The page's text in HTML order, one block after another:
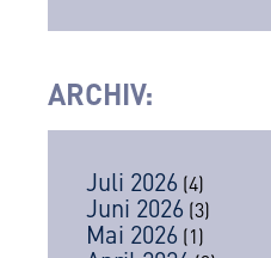
ARCHIV:
Juli 2026 (4)
Juni 2026 (3)
Mai 2026 (1)